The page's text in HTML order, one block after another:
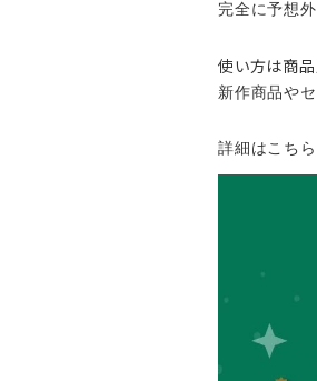
完全に予想外
使い方は商
新作商品や
詳細はこち